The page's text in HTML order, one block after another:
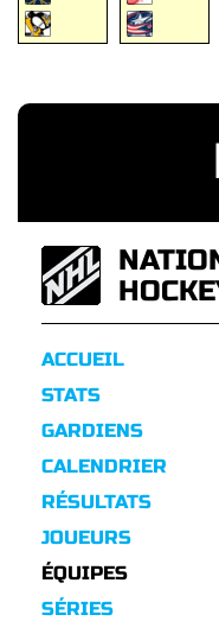
ACCUEIL
STATS
GARDIENS
CALENDRIER
RÉSULTATS
JOUEURS
ÉQUIPES
SÉRIES